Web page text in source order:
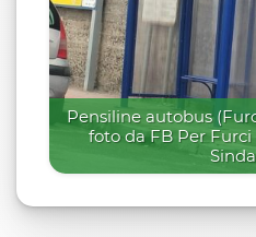
Pensiline autobus
foto da FB Per